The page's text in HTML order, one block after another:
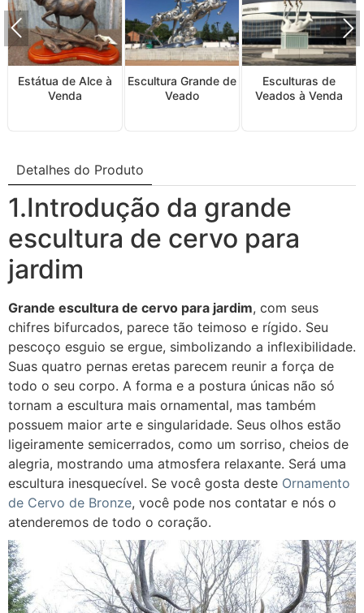
Estátua de Alce à
Venda
Escultura Grande de
Veado
Esculturas de
Veados à Venda
Detalhes do Produto
1.Introdução da grande
escultura de cervo para
jardim
Grande escultura de cervo para jardim, com seus
chifres bifurcados, parece tão teimoso e rígido. Seu
pescoço esguio se ergue, simbolizando a inflexibilidade.
Suas quatro pernas eretas parecem reunir a força de
todo o seu corpo. A forma e a postura únicas não só
tornam a escultura mais ornamental, mas também
possuem maior arte e singularidade. Seus olhos estão
ligeiramente semicerrados, como um sorriso, cheios de
alegria, mostrando uma atmosfera relaxante. Será uma
escultura inesquecível. Se você gosta deste Ornamento
de Cervo de Bronze, você pode nos contatar e nós o
atenderemos de todo o coração.